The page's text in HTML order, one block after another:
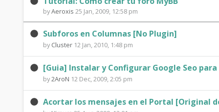
u
m
n
T
h
r
byAeroxis 25 Jan, 2009, 12:58 pm
N
Subforos en Columnas [No Plugin]
byCluster 12 Jan, 2010, 1:48 pm
[Guia] Instalar y Configurar Google Seo para
by2AroN 12 Dec, 2009, 2:05 pm
Acortar los mensajes en el Portal [Original